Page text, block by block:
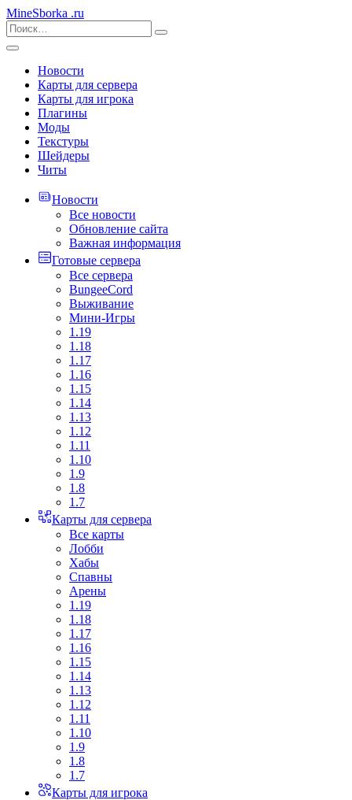
MineSborka .ru
Новости
Карты для сервера
Карты для игрока
Плагины
Моды
Текстуры
Шейдеры
Читы
Новости
Все новости
Обновление сайта
Важная информация
Готовые сервера
Все сервера
BungeeCord
Выживание
Мини-Игры
1.19
1.18
1.17
1.16
1.15
1.14
1.13
1.12
1.11
1.10
1.9
1.8
1.7
Карты для сервера
Все карты
Лобби
Хабы
Спавны
Арены
1.19
1.18
1.17
1.16
1.15
1.14
1.13
1.12
1.11
1.10
1.9
1.8
1.7
Карты для игрока